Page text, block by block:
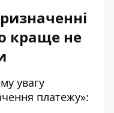
краще не
увагу
платежу»: